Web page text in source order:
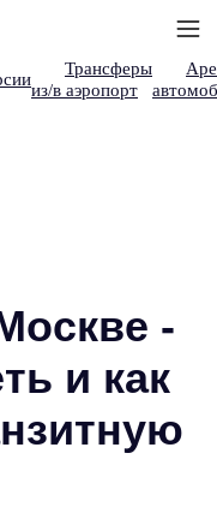
Трансферы
из/в аэропорт
-
и как